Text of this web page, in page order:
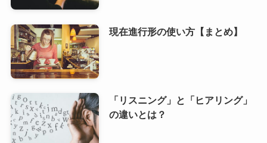
現在進行形の使い方【まとめ】
「リスニング」と「ヒアリング」
の違いとは？